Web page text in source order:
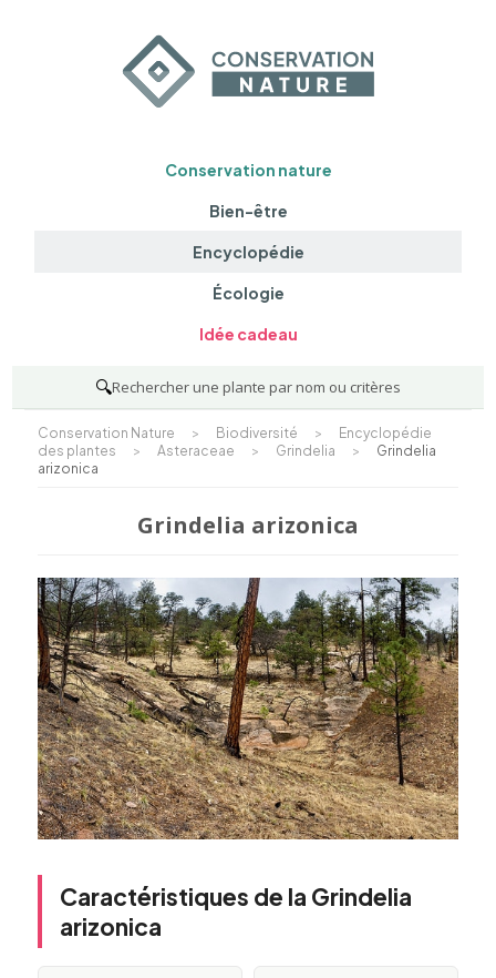
Conservation nature
Bien-être
Encyclopédie
Écologie
Idée cadeau
🔍Rechercher une plante par nom ou critères
Conservation Nature > Biodiversité >
Encyclopédie
des plantes
> Asteraceae > Grindelia >
Grindelia
arizonica
Grindelia arizonica
Caractéristiques de la Grindelia
arizonica